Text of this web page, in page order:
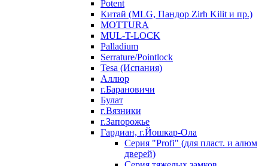
Potent
Китай (MLG, Пандор Zirh Kilit и пр.)
MOTTURA
MUL-T-LOCK
Palladium
Serrature/Pointlock
Tesa (Испания)
Аллюр
г.Барановичи
Булат
г.Вязники
г.Запорожье
Гардиан, г.Йошкар-Ола
Серия "Profi" (для пласт. и алюм
дверей)